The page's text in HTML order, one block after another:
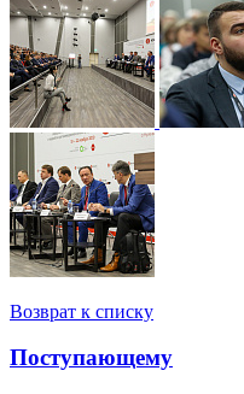
Возврат к списку
Поступающему